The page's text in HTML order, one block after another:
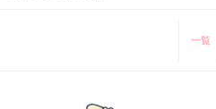
一覧